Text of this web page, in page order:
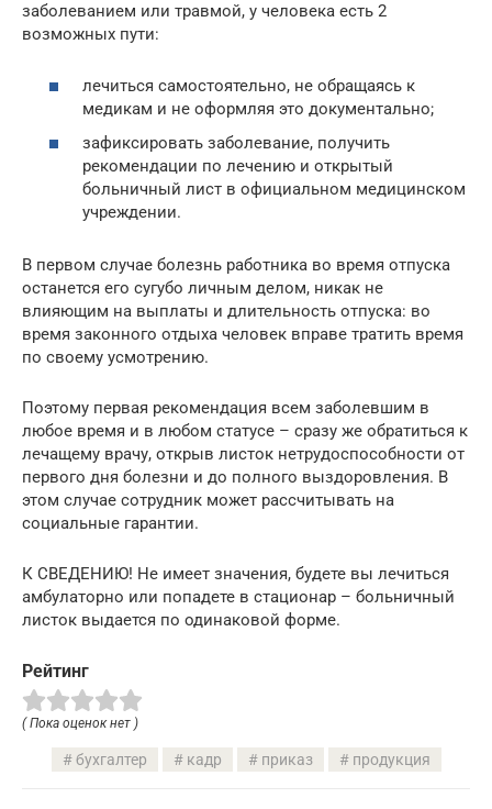
заболеванием или травмой, у человека есть 2
возможных пути:
лечиться самостоятельно, не обращаясь к
медикам и не оформляя это документально;
зафиксировать заболевание, получить
рекомендации по лечению и открытый
больничный лист в официальном медицинском
учреждении.
В первом случае болезнь работника во время отпуска
останется его сугубо личным делом, никак не
влияющим на выплаты и длительность отпуска: во
время законного отдыха человек вправе тратить время
по своему усмотрению.
Поэтому первая рекомендация всем заболевшим в
любое время и в любом статусе – сразу же обратиться к
лечащему врачу, открыв листок нетрудоспособности от
первого дня болезни и до полного выздоровления. В
этом случае сотрудник может рассчитывать на
социальные гарантии.
К СВЕДЕНИЮ! Не имеет значения, будете вы лечиться
амбулаторно или попадете в стационар – больничный
листок выдается по одинаковой форме.
Рейтинг
( Пока оценок нет )
бухгалтер кадр приказ продукция